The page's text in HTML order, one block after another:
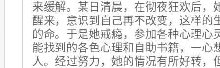
来缓解。某日清晨，在彻夜狂欢后，
醒来，意识到自己再不改变，这样的
的命。于是她戒瘾，参加各种心理心
能找到的各色心理和自助书籍，一心
人。经过努力，她的情况有所好转，